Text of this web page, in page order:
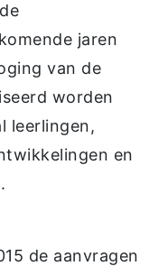
jaren
van de
worden
leerlingen,
en
de aanvragen